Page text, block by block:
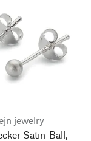
jewelry
Satin-Ball,